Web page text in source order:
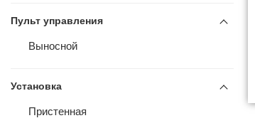
18 кВт
Для каменок мощностью 4,5–15кВт
каменок мощностью 4,5–9кВт
Для каменок мощностью 10–18кВт,Для
Пульт управления
Выносной
Установка
Пристенная